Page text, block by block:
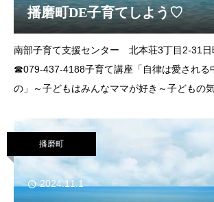
播磨町DE子育てしよう♡
南部子育て支援センター 北本荘3丁目2-31
☎079‐437-4188子育て講座「自律は愛される
の」～子どもはみんなママが好き～子どもの
時 11月22日（
播磨町
2024.11.1